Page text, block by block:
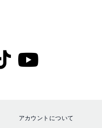
アカウントについて